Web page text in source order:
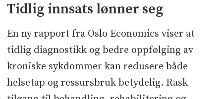
Tidlig innsats lønner seg
En ny rapport fra Oslo Economics viser at
tidlig diagnostikk og bedre oppfølging av
kroniske sykdommer kan redusere både
helsetap og ressursbruk betydelig. Rask